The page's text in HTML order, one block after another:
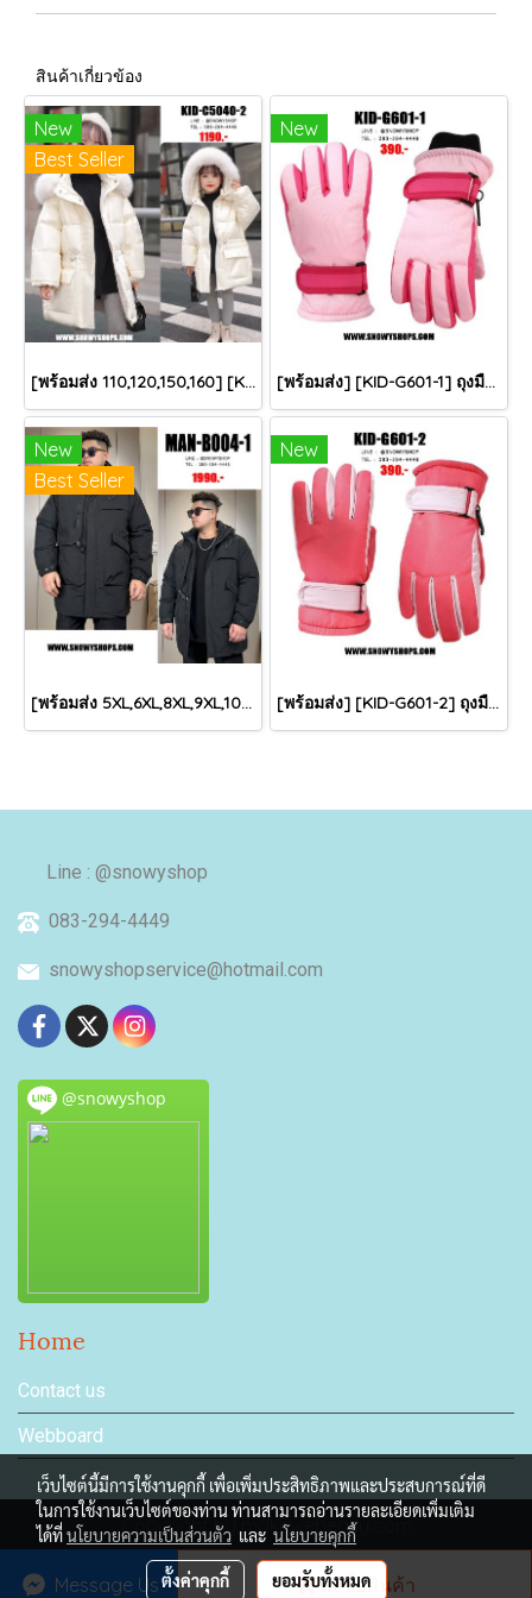
สั่งซื้อสินค้า
Message Us
สินค้าเกี่ยวข้อง
New
Best Seller
[พร้อมส่ง 110,120,150,160] [KID-C5040-2] เสื้อโค้ทกันหนาวเด็กขนเป็ดสีขาว แขนยาว มีกระเป๋าสองข้าง แบบซิปด้านหน้า หมวกฮู้ดติดเฟอร์ฟรุ้งฟริ้งใส่ติดลบกันหนาว เล่นหิมะได้ค่ะ
New
[พร้อมส่ง] [KID-G601-1] ถุงมือกันหนาวเด็กสีชมพูอ่อน ซับขนด้านใน ใส่กันหนาวเล่นหิมะได้ (เหมาะสำหรับเด็ก 3-5ขวบ)
New
Best Seller
[พร้อมส่ง 5XL,6XL,8XL,9XL,10XL] [Man-B004-1] Down Jackets BigSize เสื้อโค้ทขนเป็ดกันหนาวสีดำชายไซด์ใหญ่ มีหมวกฮู้ด ซิปด้านหน้า กันน้ำ ใส่กันหนาวติดลบได้อย่างดี
New
[พร้อมส่ง] [KID-G601-2] ถุงมือกันหนาวเด็กสีชมพูเข้ม ซับขนด้านใน ใส่กันหนาวเล่นหิมะได้ (เหมาะสำหรับเด็ก 3-5ขวบ)
Line : @snowyshop
083-294-4449
snowyshopservice@hotmail.com
@snowyshop
Home
Contact us
Webboard
Copyright by makewebeasy.com
ผู้เข้าชมวันนี้ 3,488
เว็บไซต์นี้มีการใช้งานคุกกี้ เพื่อเพิ่มประสิทธิภาพและประสบการณ์ที่ดี
ในการใช้งานเว็บไซต์ของท่าน ท่านสามารถอ่านรายละเอียดเพิ่มเติม
ได้ที่นโยบายความเป็นส่วนตัว และ นโยบายคุกกี้
ตั้งค่าคุกกี้ ยอมรับทั้งหมด